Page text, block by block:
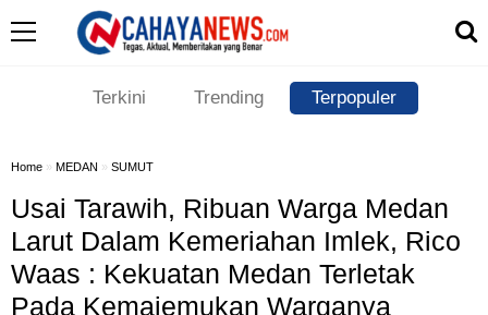
Terkini Trending Terpopuler
Home » MEDAN » SUMUT
Usai Tarawih, Ribuan Warga Medan
Larut Dalam Kemeriahan Imlek, Rico
Waas : Kekuatan Medan Terletak
Pada Kemajemukan Warganya